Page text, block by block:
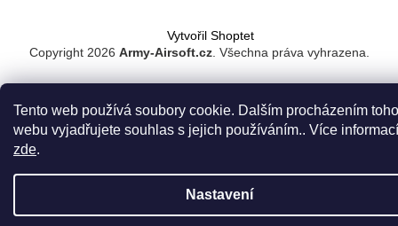
Tento web používá soubory cookie. Dalším procházením
webu vyjadřujete souhlas s jejich používáním.. Více informací
zde.
Nastavení
Vytvořil Shoptet
Copyright 2026 Army-Airsoft.cz. Všechna práva vyhrazena.